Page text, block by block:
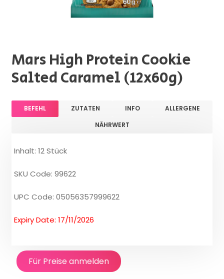
Mars High Protein Cookie
Salted Caramel (12x60g)
BEFEHL ZUTATEN INFO
ALLERGENE
NÄHRWERT
Inhalt: 12 Stück
SKU Code: 99622
UPC Code: 05056357999622
Expiry Date: 17/11/2026
Für Preise anmelden